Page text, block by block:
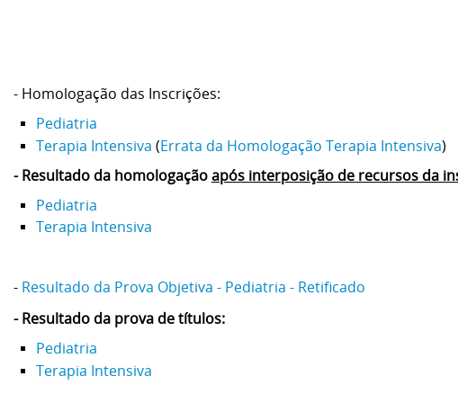
- Homologação das Inscrições:
Pediatria
Terapia Intensiva (Errata da Homologação Terapia Intensiva)
- Resultado da homologaçãoapós interposição de recursos da
Pediatria
Terapia Intensiva
- Resultado da Prova Objetiva - Pediatria - Retificado
- Resultado da prova de títulos:
Pediatria
Terapia Intensiva